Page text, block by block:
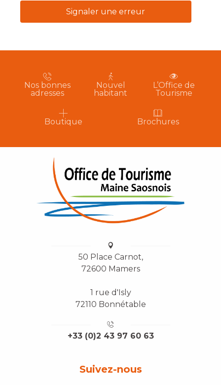
Signaler une erreur
Nos bonnes
adresses
Nouvel
habitant
L’Office de
Tourisme
Boutique Brochures
50 Place Carnot,
72600 Mamers
1 rue d'Isly
72110 Bonnétable
+33 (0)2 43 97 60 63
Suivez-nous